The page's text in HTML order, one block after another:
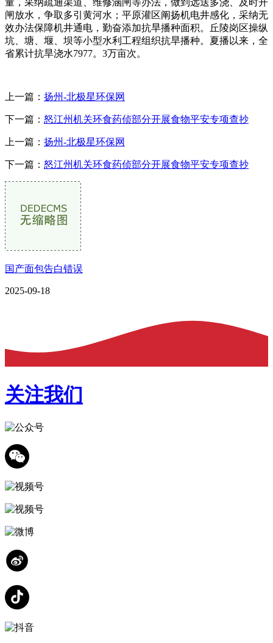
闸放水，争取多引黄河水；平原灌区阐扬机电井感化，采纳无
效办法保障机井通电，勤奋添加抗旱播种面积。丘陵岗区操纵
坑、塘、堰、坝等小型水利工程组织抗旱播种。夏播以来，全
省累计抗旱浇水7977。3万亩次。
上一篇： 扬州-北极星环保网
下一篇： 怒江州机关环食药侦部分开展食物平安专项查抄
上一篇： 扬州-北极星环保网
下一篇： 怒江州机关环食药侦部分开展食物平安专项查抄
国产面包告白错误
2025-09-18
关注我们